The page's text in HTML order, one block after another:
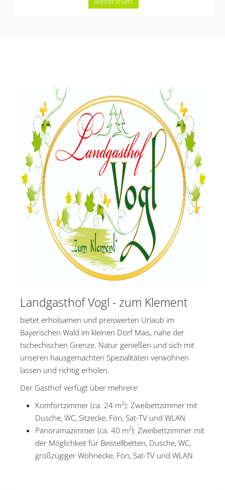
Landgasthof Vogl - zum Klement
bietet erholsamen und preiswerten Urlaub im
Bayerischen Wald im kleinen Dorf Mais, nahe der
tschechischen Grenze. Natur genießen und sich mit
unseren hausgemachten Spezialitäten verwöhnen
lassen und richtig erholen.
Der Gasthof verfügt über mehrere:
Komfortzimmer (ca. 24 m2): Zweibettzimmer mit
Dusche, WC, Sitzecke, Fön, Sat-TV und WLAN
Panoramazimmer (ca. 40 m2): Zweibettzimmer mit
der Möglichkeit für Beistellbetten, Dusche, WC,
großzügiger Wohnecke, Fön, Sat-TV und WLAN